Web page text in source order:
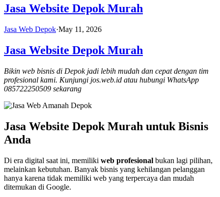
Jasa Website Depok Murah
Jasa Web Depok·May 11, 2026
Jasa Website Depok Murah
Bikin web bisnis di Depok jadi lebih mudah dan cepat dengan tim
profesional kami. Kunjungi jos.web.id atau hubungi WhatsApp
085722250509 sekarang
Jasa Website Depok Murah untuk Bisnis
Anda
Di era digital saat ini, memiliki web profesional bukan lagi pilihan,
melainkan kebutuhan. Banyak bisnis yang kehilangan pelanggan
hanya karena tidak memiliki web yang terpercaya dan mudah
ditemukan di Google.